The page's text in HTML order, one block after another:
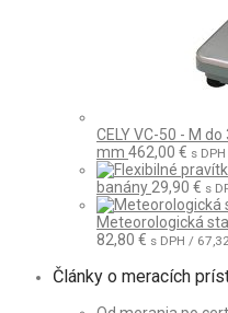
CELY VC-50 - M
mm 462,00 € s
banány 29,90 € s
Meteorologická
82,80 € s DPH /
Články o meracích